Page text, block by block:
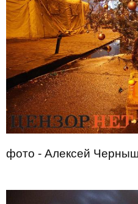
фото - Алексей